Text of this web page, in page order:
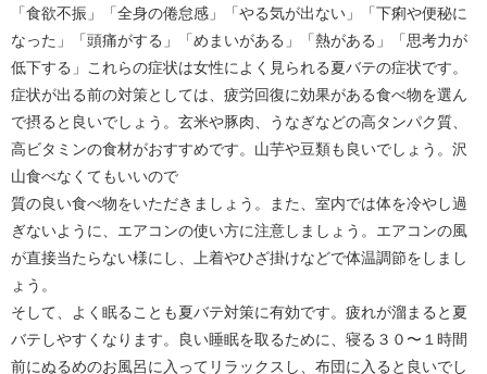
「食欲不振」「全身の倦怠感」「やる気が出ない」「下痢や便秘に
なった」「頭痛がする」「めまいがある」「熱がある」「思考力が
低下する」これらの症状は女性によく見られる夏バテの症状です。
症状が出る前の対策としては、疲労回復に効果がある食べ物を選ん
で摂ると良いでしょう。玄米や豚肉、うなぎなどの高タンパク質、
高ビタミンの食材がおすすめです。山芋や豆類も良いでしょう。沢
山食べなくてもいいので
質の良い食べ物をいただきましょう。また、室内では体を冷やし過
ぎないように、エアコンの使い方に注意しましょう。エアコンの風
が直接当たらない様にし、上着やひざ掛けなどで体温調節をしまし
ょう。
そして、よく眠ることも夏バテ対策に有効です。疲れが溜まると夏
バテしやすくなります。良い睡眠を取るために、寝る３０〜１時間
前にぬるめのお風呂に入ってリラックスし、布団に入ると良いでし